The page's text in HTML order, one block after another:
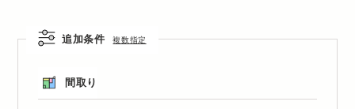
追加条件 複数指定
間取り